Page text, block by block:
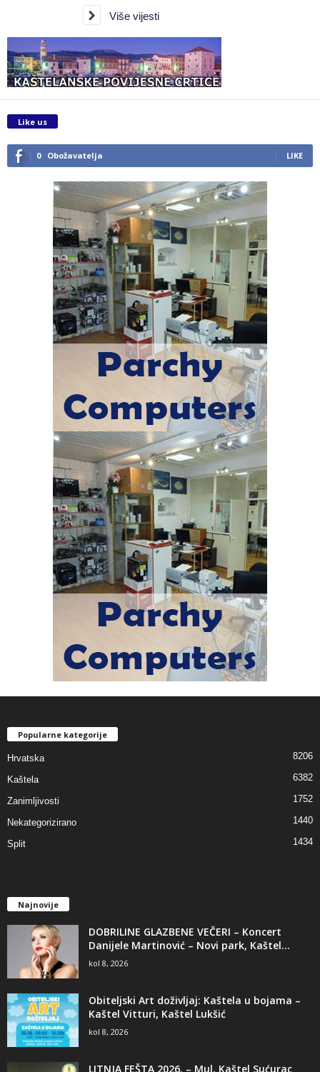
Više vijesti
Like us
0 Obožavatelja LIKE
Popularne kategorije
Hrvatska 8206
Kaštela 6382
Zanimljivosti 1752
Nekategorizirano 1440
Split 1434
Najnovije
DOBRILINE GLAZBENE VEČERI – Koncert
Danijele Martinović – Novi park, Kaštel...
kol 8, 2026
Obiteljski Art doživljaj: Kaštela u bojama –
Kaštel Vitturi, Kaštel Lukšić
kol 8, 2026
LITNJA FEŠTA 2026. – Mul, Kaštel Sućurac